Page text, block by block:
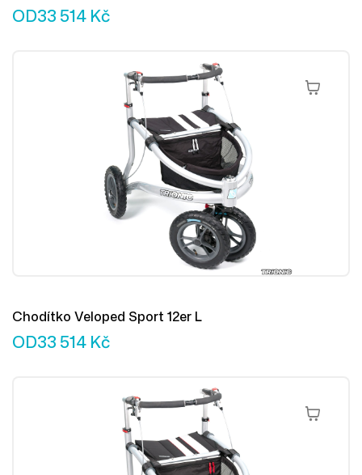
OD33 514 Kč
Výběr
Chodítko Veloped Sport 12er L
OD33 514 Kč
Výběr